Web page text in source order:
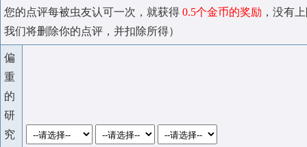
您的点评每被虫友认可一次，就获得 0.5个金币的奖励 ，没有
我们将删除你的点评，并扣除所得）
偏
重
的
研
究